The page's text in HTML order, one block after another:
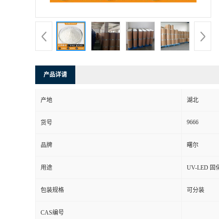
产品详请
产地 湖北
货号 9666
品牌 曙尔
用途 UV-LED 固
包装规格 可分装
CAS编号